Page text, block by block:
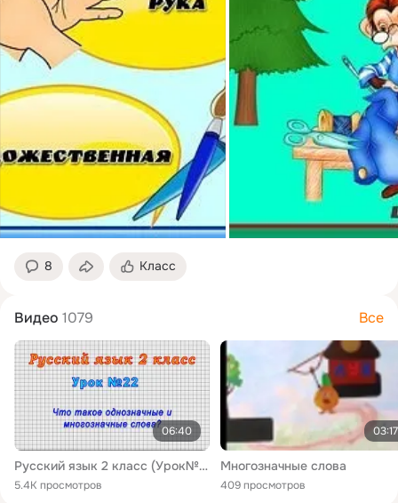
8 Класс
Видео 1079 Все
06:40
Русский язык 2 класс (Урок№22 - Что такое однозначные и многозначные слова?)
5.4K просмотров
03:17
Многозначные слова
409 просмотров